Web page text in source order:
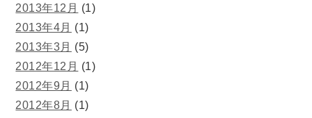
2013年12月 (1)
2013年4月 (1)
2013年3月 (5)
2012年12月 (1)
2012年9月 (1)
2012年8月 (1)